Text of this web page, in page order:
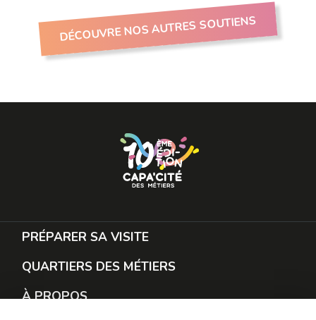
DÉCOUVRE NOS AUTRES SOUTIENS
PRÉPARER SA VISITE
QUARTIERS DES MÉTIERS
À PROPOS